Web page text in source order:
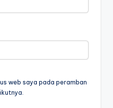
web saya pada peramban